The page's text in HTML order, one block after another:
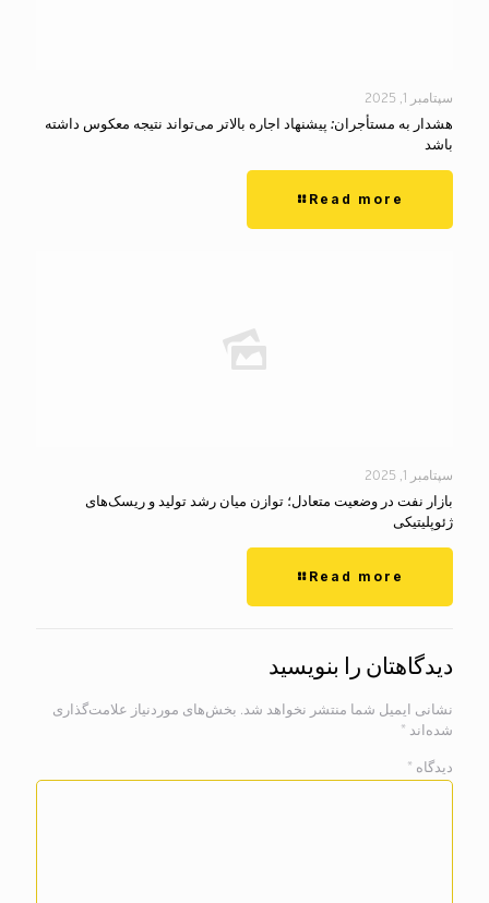
سپتامبر 1, 2025
هشدار به مستأجران: پیشنهاد اجاره بالاتر می‌تواند نتیجه معکوس داشته
باشد
Read more
سپتامبر 1, 2025
بازار نفت در وضعیت متعادل؛ توازن میان رشد تولید و ریسک‌های
ژئوپلیتیکی
Read more
دیدگاهتان را بنویسید
نشانی ایمیل شما منتشر نخواهد شد. بخش‌های موردنیاز علامت‌گذاری
شده‌اند *
دیدگاه *